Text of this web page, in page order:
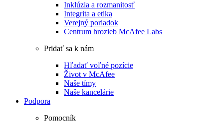
Inklúzia a rozmanitosť
Integrita a etika
Verejný poriadok
Centrum hrozieb McAfee Labs
Pridať sa k nám
Hľadať voľné pozície
Život v McAfee
Naše tímy
Naše kancelárie
Podpora
Pomocník